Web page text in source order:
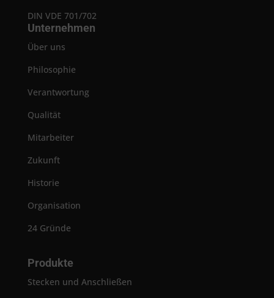
DIN VDE 701/702
Unternehmen
Über uns
Philosophie
Verantwortung
Qualität
Mitarbeiter
Zukunft
Historie
Organisation
24 Gründe
Produkte
Stecken und Anschließen